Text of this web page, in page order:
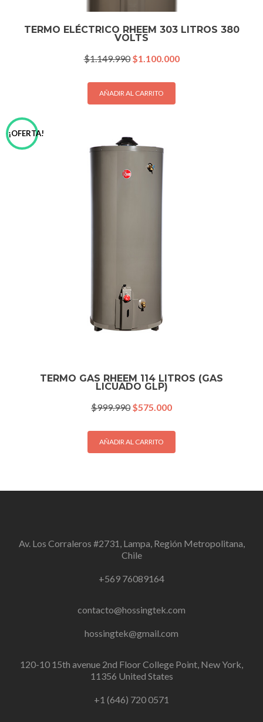
TERMO ELÉCTRICO RHEEM 303 LITROS 380
VOLTS
$1.149.990 El
original
era:
$1.149.990.
$1.100.000El
AÑADIR AL CARRITO
¡OFERTA!
TERMO GAS RHEEM 114 LITROS (GAS
LICUADO GLP)
$999.990 El
original
era:
$999.990.
$575.000El
actual
$575.000.
AÑADIR AL CARRITO
Av. Los Corraleros #2731, Lampa, Región Metropolitana,
Chile
+569 76089164
contacto@hossingtek.com
hossingtek@gmail.com
120-10 15th avenue 2nd Floor College Point, New York,
11356 United States
+1 (646) 720 0571